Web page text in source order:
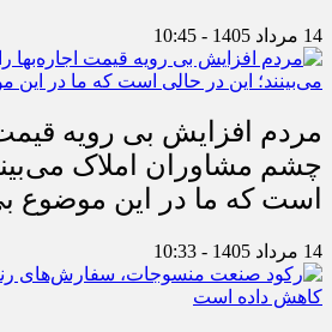
14 مرداد 1405 - 10:45
مردم افزایش بی رویه قیمت
چشم مشاوران املاک
است که ما در این موضوع
14 مرداد 1405 - 10:33